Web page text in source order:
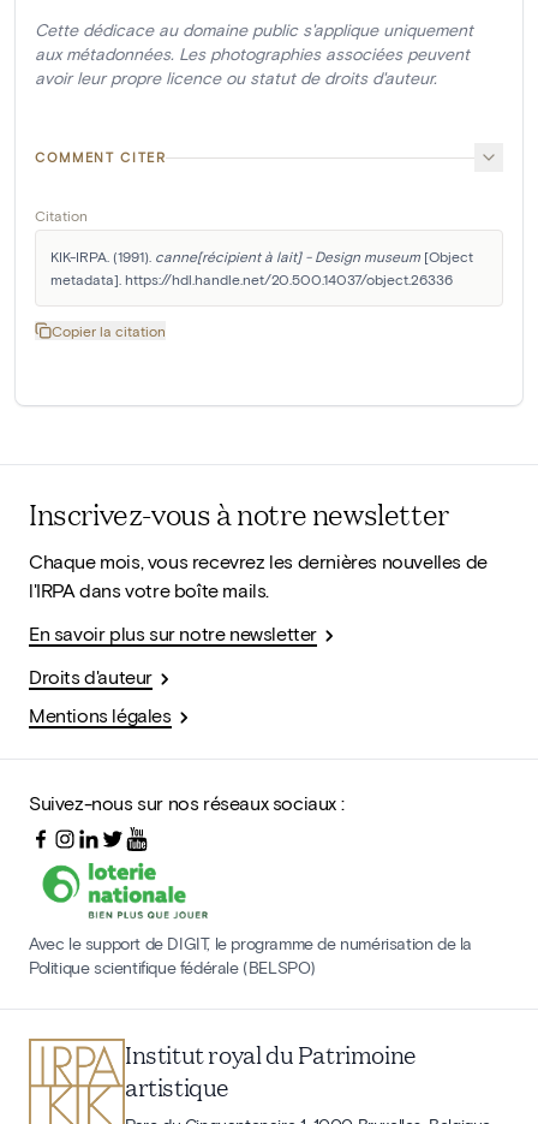
Cette dédicace au domaine public s'applique uniquement
aux métadonnées. Les photographies associées peuvent
avoir leur propre licence ou statut de droits d'auteur.
COMMENT CITER
Citation
KIK-IRPA. (1991). canne[récipient à lait] - Design museum [Object
metadata]. https://hdl.handle.net/20.500.14037/object.26336
Copier la citation
Inscrivez-vous à notre newsletter
Chaque mois, vous recevrez les dernières nouvelles de
l'IRPA dans votre boîte mails.
En savoir plus sur notre newsletter
Droits d'auteur
Mentions légales
Suivez-nous sur nos réseaux sociaux :
Avec le support de DIGIT, le programme de numérisation de la
Politique scientifique fédérale (BELSPO)
Institut royal du Patrimoine
artistique